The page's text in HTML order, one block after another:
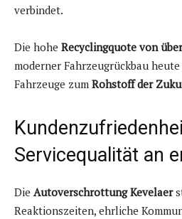
verbindet.
Die hohe Recyclingquote von
moderner Fahrzeugrückbau
Fahrzeuge zum Rohstoff der
Servicequalität an
Die Autoverschrottung Kevelaer
Reaktionszeiten, ehrliche